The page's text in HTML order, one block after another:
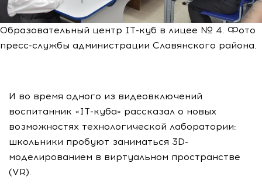
Образовательный центр IT-куб в лицее № 4. Фото
пресс-службы администрации Славянского района.
И во время одного из видеовключений
воспитанник «IT-куба» рассказал о новых
возможностях технологической лаборатории:
школьники пробуют заниматься 3D-
моделированием в виртуальном пространстве
(VR).